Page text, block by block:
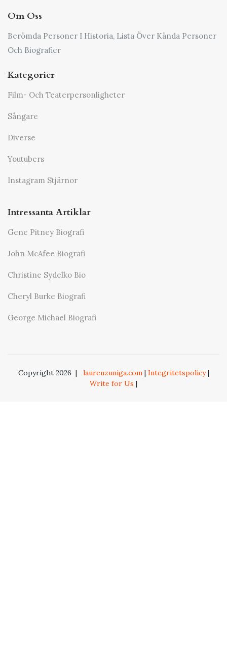
Om Oss
Berömda Personer I Historia, Lista Över Kända Personer
Och Biografier
Kategorier
Film- Och Teaterpersonligheter
Sångare
Diverse
Youtubers
Instagram Stjärnor
Intressanta Artiklar
Gene Pitney Biografi
John McAfee Biografi
Christine Sydelko Bio
Cheryl Burke Biografi
George Michael Biografi
Copyright 2026 | laurenzuniga.com| Integritetspolicy|
Write for Us |